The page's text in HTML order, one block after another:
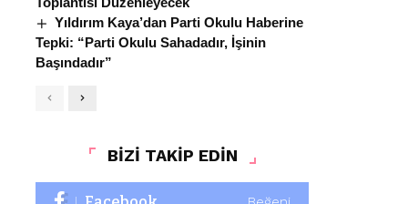
Yıldırım Kaya’dan Parti Okulu Haberine
Tepki: “Parti Okulu Sahadadır, İşinin
Başındadır”
BİZİ TAKİP EDİN